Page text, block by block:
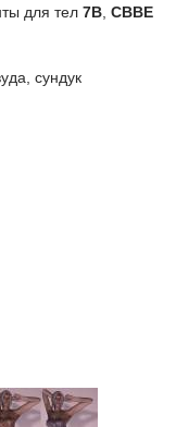
для тел 7B CBBE
сундук